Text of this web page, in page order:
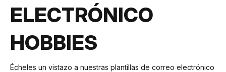
ELECTRÓNICO
HOBBIES
Écheles un vistazo a nuestras plantillas de correo electrónico